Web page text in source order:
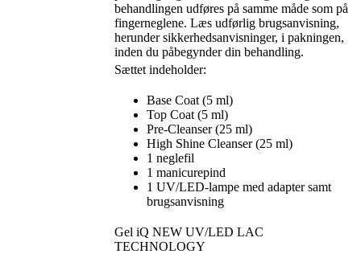
behandlingen udføres på samme måde som på
fingerneglene. Læs udførlig brugsanvisning,
herunder sikkerhedsanvisninger, i pakningen,
inden du påbegynder din behandling.
Sættet indeholder:
Base Coat (5 ml)
Top Coat (5 ml)
Pre-Cleanser (25 ml)
High Shine Cleanser (25 ml)
1 neglefil
1 manicurepind
1 UV/LED-lampe med adapter samt
brugsanvisning
Gel iQ NEW UV/LED LAC
TECHNOLOGY